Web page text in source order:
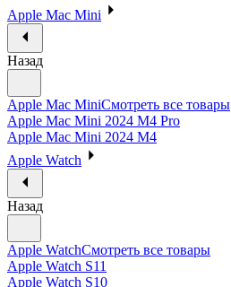
Apple Mac Mini
Назад
Apple Mac MiniСмотреть все товары
Apple Mac Mini 2024 M4 Pro
Apple Mac Mini 2024 M4
Apple Watch
Назад
Apple WatchСмотреть все товары
Apple Watch S11
Apple Watch S10